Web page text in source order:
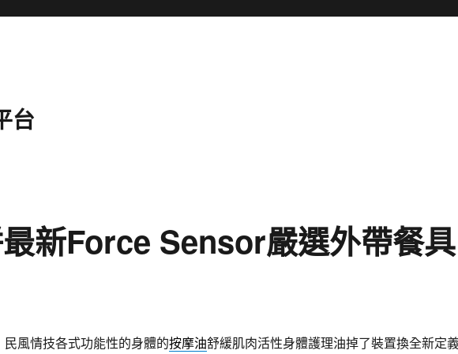
台
新Force Sensor嚴選外帶餐具
民風情技各式功能性的身體的按摩油舒緩肌肉活性身體護理油掉了裝置換全新定